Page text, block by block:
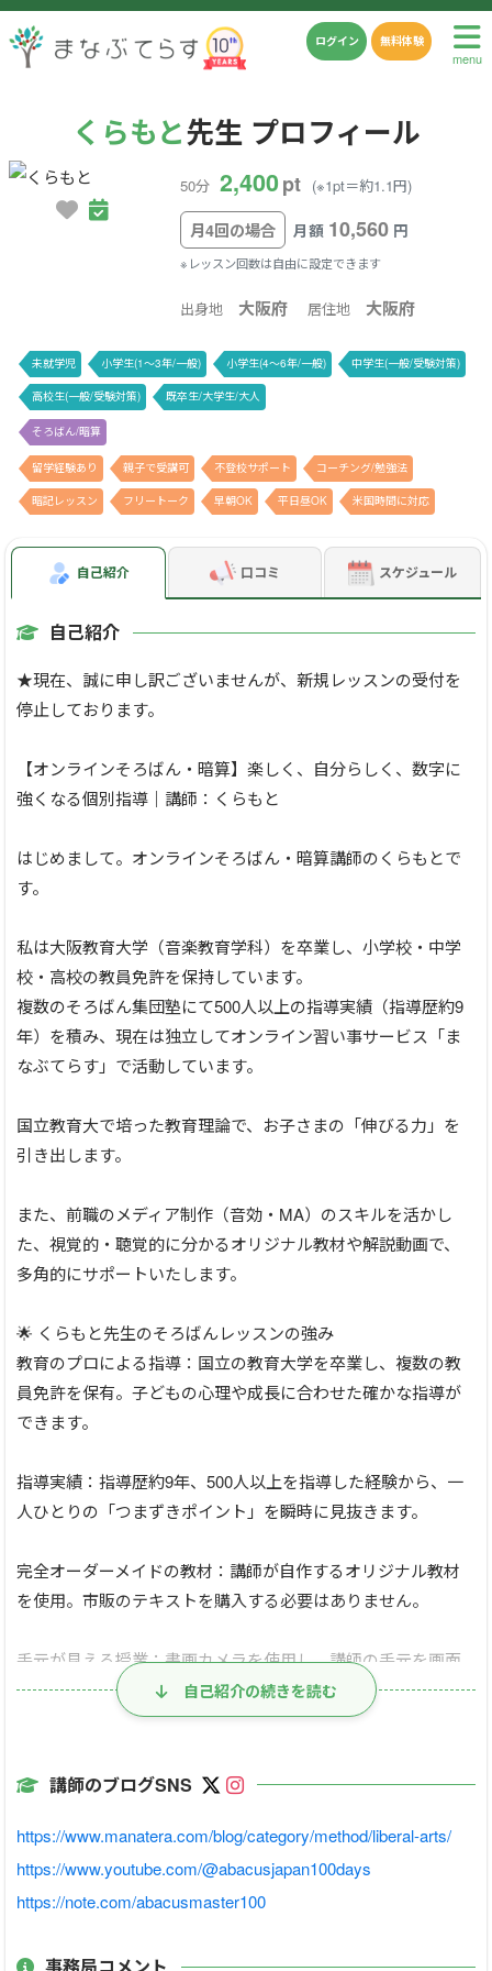
menu
ログイン 無料体験
くらもと先生 プロフィール
50分 2,400pt (※1pt＝約1.1円)
月4回の場合 月額 10,560 円
※レッスン回数は自由に設定できます
出身地 大阪府 居住地 大阪府
未就学児 小学生(1〜3年/一般) 小学生(4〜6年/一般) 中学生(一般/受験対策)
高校生(一般/受験対策) 既卒生/大学生/大人
そろばん/暗算
留学経験あり 親子で受講可 不登校サポート コーチング/勉強法
暗記レッスン フリートーク 早朝OK 平日昼OK 米国時間に対応
自己紹介 口コミ スケジュール
自己紹介
★現在、誠に申し訳ございませんが、新規レッスンの受付を
停止しております。
【オンラインそろばん・暗算】楽しく、自分らしく、数字に
強くなる個別指導｜講師：くらもと
はじめまして。オンラインそろばん・暗算講師のくらもとで
す。
私は大阪教育大学（音楽教育学科）を卒業し、小学校・中学
校・高校の教員免許を保持しています。
複数のそろばん集団塾にて500人以上の指導実績（指導歴約9
年）を積み、現在は独立してオンライン習い事サービス「ま
なぶてらす」で活動しています。
国立教育大で培った教育理論で、お子さまの「伸びる力」を
引き出します。
また、前職のメディア制作（音効・MA）のスキルを活かし
た、視覚的・聴覚的に分かるオリジナル教材や解説動画で、
多角的にサポートいたします。
🌟 くらもと先生のそろばんレッスンの強み
教育のプロによる指導：国立の教育大学を卒業し、複数の教
員免許を保有。子どもの心理や成長に合わせた確かな指導が
できます。
指導実績：指導歴約9年、500人以上を指導した経験から、一
人ひとりの「つまずきポイント」を瞬時に見抜きます。
完全オーダーメイドの教材：講師が自作するオリジナル教材
を使用。市販のテキストを購入する必要はありません。
手元が見える授業：書画カメラを使用し、講師の手元を画面
共有。正しい運指（指の動かし方）が視覚的に理解できま
手厚いアフターフォロー：レッスン後はフィードバックや宿
ます。
⏬ まなぶてらす教育新聞（執筆ブログ一覧）
筆していました。上達のノウハウを公開しています。
自己紹介の続きを読む
講師のブログSNS
https://www.manatera.com/blog/category/method/liberal-arts/
https://www.youtube.com/@abacusjapan100days
https://note.com/abacusmaster100